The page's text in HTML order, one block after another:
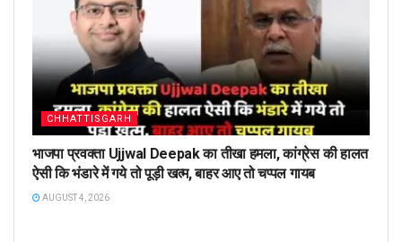
CHHATTISGARH
भाजपा प्रवक्ता Ujjwal Deepak का तीखा हमला, कांग्रेस की हालत
ऐसी कि भंडारे में गये तो पूड़ी खत्म, बाहर आए तो चप्पल गायब
AUGUST 4, 2026